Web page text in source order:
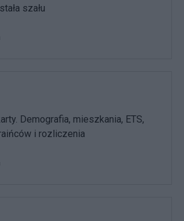
szału
Demografia, mieszkania, ETS,
i rozliczenia